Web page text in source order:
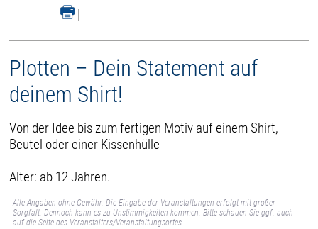
|
Plotten – Dein Statement auf
deinem Shirt!
Von der Idee bis zum fertigen Motiv auf einem Shirt,
Beutel oder einer Kissenhülle
Alter: ab 12 Jahren.
Alle Angaben ohne Gewähr. Die Eingabe der Veranstaltungen erfolgt mit großer
Sorgfalt. Dennoch kann es zu Unstimmigkeiten kommen. Bitte schauen Sie ggf. auch
auf die Seite des Veranstalters/Veranstaltungsortes.